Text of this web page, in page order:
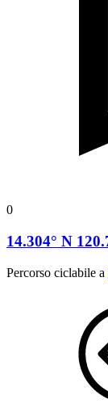
0
14.304° N
Percorso ciclabile a